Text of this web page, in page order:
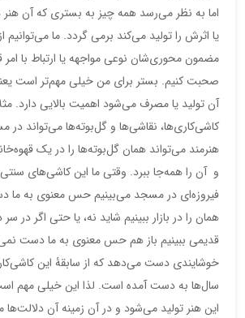
اما به نظر می‌رسد همه چیز به بستری که آن
یا اثرش را تولید می‌کند برمی گردد. ما می‌توانیم
مضمون محوری‌شان نوعی مواجهه یا ارتباط با
صحبت کنیم. بستر برای من خیلی مهم‌تر است
آن تولید یا مصرف می‌شود اهمیت بالایی دارد.
کاشی‌کاری‌ها، نقاشی‌ها و گل‌بوته‌ها می‌تواند در
هنرمند می‌تواند همان گل‌بوته‌ها را در یک
و آن را همه‌جا ببرد. وقتی ما این کاشی‌های
فیروزه‌ای در مسجد می‌بینیم حس معنوی به ما
همان را در بازار ببینیم شاید نه، یا حتی اگر در
قدیمی ببینیم باز هم حس معنوی به ما دست
خوشایندی دست می‌دهد که از سابقۀ این
سال‌ها به دست آمده است. لذا این خیلی مهم
این هنر تولید می‌شود و در آن زمینه آن دلالت‌ها